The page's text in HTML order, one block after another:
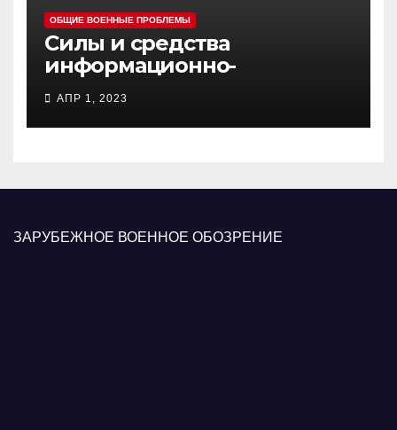
ОБЩИЕ ВОЕННЫЕ ПРОБЛЕМЫ
Силы и средства
информационно-
вооруженных сил Украины
АПР 1, 2023
ЗАРУБЕЖНОЕ ВОЕННОЕ ОБОЗРЕНИЕ